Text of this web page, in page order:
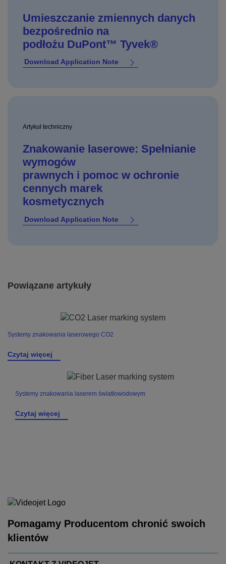
Umieszczanie zmiennych danych
bezpośrednio na
podłożu DuPont™ Tyvek®
Download Application Note
Artykuł techniczny
Znakowanie laserowe: Spełnianie
wymogów
prawnych i pomoc w ochronie
cennych marek
kosmetycznych
Download Application Note
Powiązane artykuły
Systemy znakowania laserowego CO2
Czytaj więcej
Systemy znakowania laserem światłowodowym
Czytaj więcej
Pomagamy Producentom chronić swoich
klientów